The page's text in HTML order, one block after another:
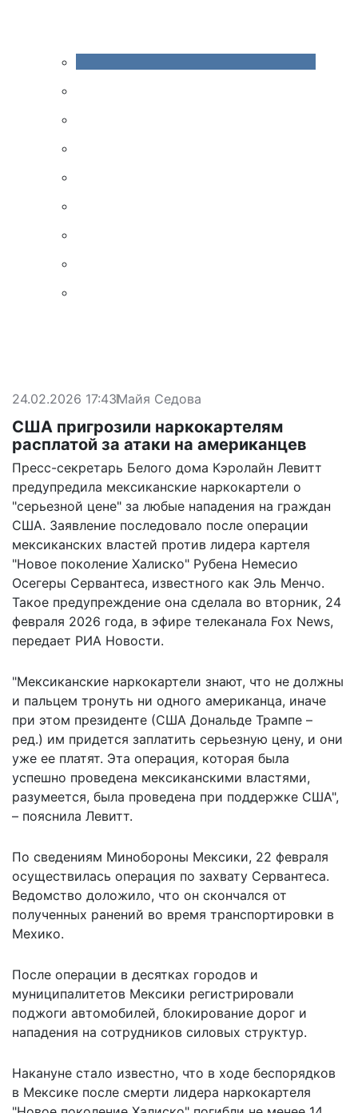
24.02.2026 17:43Майя Седова
США пригрозили наркокартелям
расплатой за атаки на американцев
Пресс-секретарь Белого дома Кэролайн Левитт
предупредила мексиканские наркокартели о
"серьезной цене" за любые нападения на граждан
США. Заявление последовало после операции
мексиканских властей против лидера картеля
"Новое поколение Халиско" Рубена Немесио
Осегеры Сервантеса, известного как Эль Менчо.
Такое предупреждение она сделала во вторник, 24
февраля 2026 года, в эфире телеканала Fox News,
передает РИА Новости.
"Мексиканские наркокартели знают, что не должны
и пальцем тронуть ни одного американца, иначе
при этом президенте (США Дональде Трампе –
ред.) им придется заплатить серьезную цену, и они
уже ее платят. Эта операция, которая была
успешно проведена мексиканскими властями,
разумеется, была проведена при поддержке США",
– пояснила Левитт.
По сведениям Минобороны Мексики, 22 февраля
осуществилась операция по захвату Сервантеса.
Ведомство доложило, что он скончался от
полученных ранений во время транспортировки в
Мехико.
После операции в десятках городов и
муниципалитетов Мексики регистрировали
поджоги автомобилей, блокирование дорог и
нападения на сотрудников силовых структур.
Накануне стало известно, что в ходе беспорядков
в Мексике после смерти лидера наркокартеля